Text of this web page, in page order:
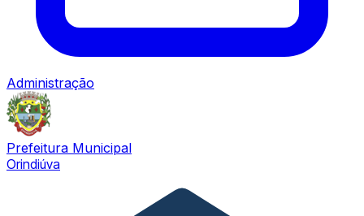
Administração
Prefeitura Municipal
Orindiúva